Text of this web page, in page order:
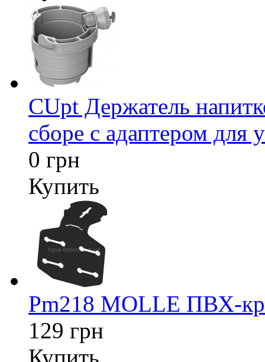
CUpt Держатель
сборе с адаптером для
0 грн
Купить
Pm218 MOLLE ПВХ-
129 грн